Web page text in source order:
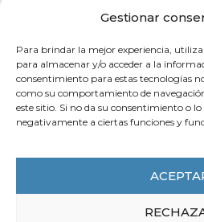
Gestionar
Para brindar la mejor experiencia,
para almacenar y/o acceder a la
consentimiento para estas tecnologías
como su comportamiento de
este sitio. Si no da su consentimiento o
negativamente a ciertas funciones y
SERVICIOS
Rúa do Vilar, 54
Santiago de
info@ceg.es
T. (+34) 981 555 888 F.